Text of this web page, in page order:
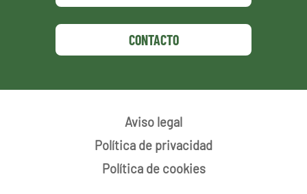
CONTACTO
Aviso legal
Política de privacidad
Política de cookies